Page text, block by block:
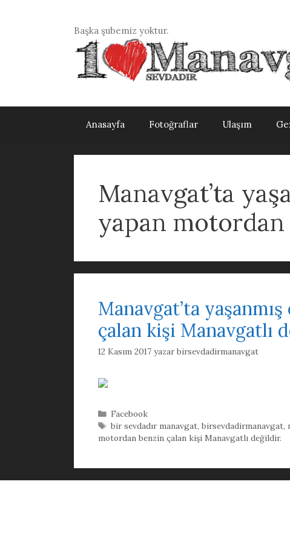
Başka şubemiz yoktur.
Anasayfa Fotoğraflar Ulaşım
Manavgat’ta
yapan
Manavgat’ta
çalan kişi Manavgatlı
12 Kasım 2017 yazarbirsevdadirmanavgat
Kategoriler
Facebook
Etiketler
bir sevdadır manavgat,birsevdadirmanavgat,
motordan benzin çalan kişi Manavgatlı değildir.